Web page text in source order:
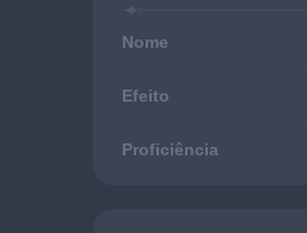
Nome
Efeito
Proficiência